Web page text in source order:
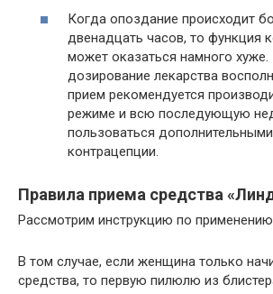
Когда опоздание происходит
двенадцать часов, то функция
может оказаться намного
дозирование лекарства
прием рекомендуется
режиме и всю последующую
пользоваться
контрацепции.
Правила приема средства
Рассмотрим инструкцию по
В том случае, если женщина только
средства, то первую пилюлю из